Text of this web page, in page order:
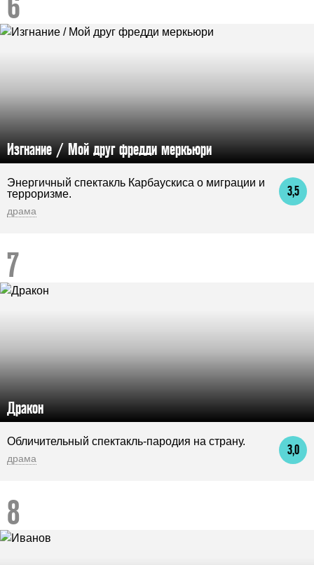
Изгнание / Мой друг фредди меркьюри
3,5
Энергичный спектакль Карбаускиса о миграции и
терроризме.
драма
Дракон
3,0
Обличительный спектакль-пародия на страну.
драма